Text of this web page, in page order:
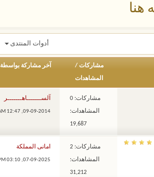
هنا
أدوات المنتدى
مشاركات /
المشاهدات
آخر مشاركة بواسطة
مشاركات: 0
المشاهدات:
19,687
آلســـــــاهـــــــر
09-09-2014,
12:47 AM
مشاركات: 2
المشاهدات:
31,212
امانى المملكة
07-09-2025,
03:10 PM